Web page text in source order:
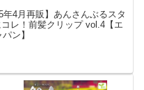
年4月再販】あんさんぶるスタ
レ！前髪クリップ vol.4【エ
ン】